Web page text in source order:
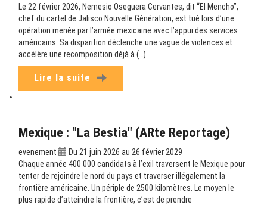
Le 22 février 2026, Nemesio Oseguera Cervantes, dit “El Mencho”,
chef du cartel de Jalisco Nouvelle Génération, est tué lors d’une
opération menée par l’armée mexicaine avec l’appui des services
américains. Sa disparition déclenche une vague de violences et
accélère une recomposition déjà à (…)
Lire la suite
Mexique : "La Bestia" (ARte Reportage)
evenement
Du 21 juin 2026 au 26 février 2029
Chaque année 400 000 candidats à l’exil traversent le Mexique pour
tenter de rejoindre le nord du pays et traverser illégalement la
frontière américaine. Un périple de 2500 kilomètres. Le moyen le
plus rapide d’atteindre la frontière, c’est de prendre